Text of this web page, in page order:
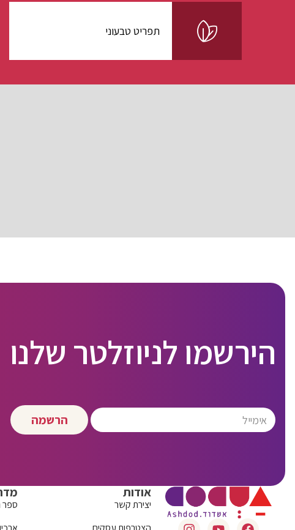
תפריט טבעוני
הירשמו לניוזלטר שלנו
הרשמה
אודות
יצירת קשר
ספר